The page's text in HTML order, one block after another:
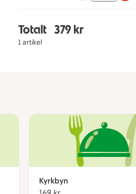
Totalt
1 artikel
Totalt 1 stycken
379 kr
Kyrkbyn